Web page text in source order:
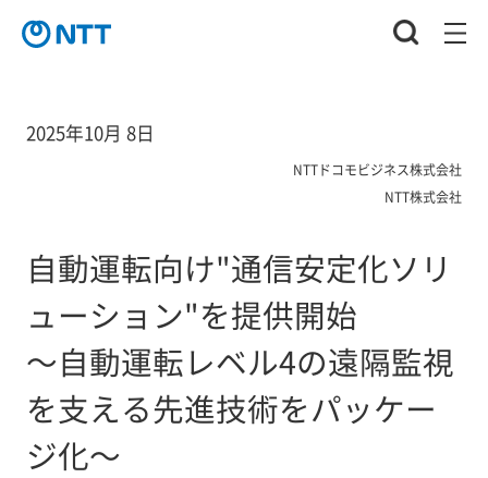
2025年10月 8日
NTTドコモビジネス株式会社
NTT株式会社
自動運転向け"通信安定化ソリ
ューション"を提供開始
～自動運転レベル4の遠隔監視
を支える先進技術をパッケー
ジ化～